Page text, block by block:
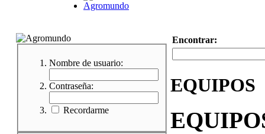
Nombre de usuario:
Contraseña:
Recordarme
Encontrar:
EQUIPOS